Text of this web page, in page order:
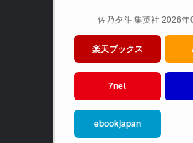
佐乃夕斗 集英社 2026年
楽天ブックス
7net
ebookjapan